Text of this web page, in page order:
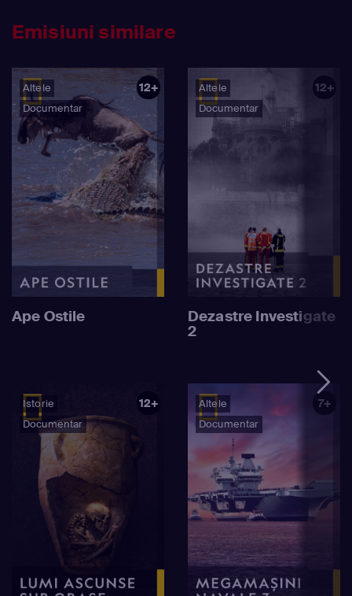
Emisiuni similare
Altele
Documentar
12+
Ape Ostile
Altele
Documentar
12+
Dezastre Investigate
2
Istorie
Documentar
12+
Altele
Documentar
7+